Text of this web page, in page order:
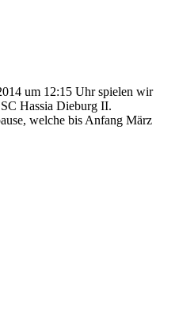
um 12:15 Uhr spielen wir
Hassia Dieburg II.
welche bis Anfang März